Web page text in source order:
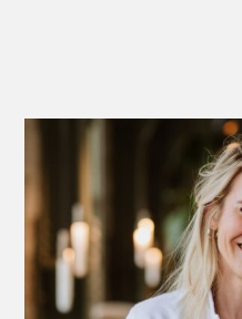
Michelle Ten